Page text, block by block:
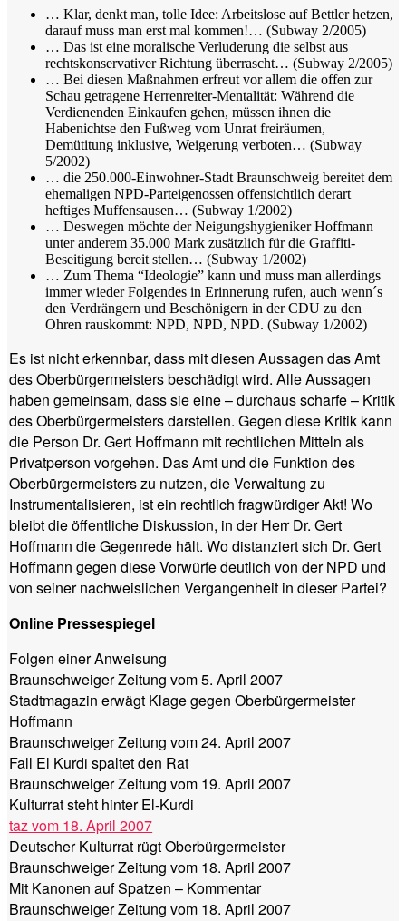
… Klar, denkt man, tolle Idee: Arbeitslose auf Bettler hetzen,
darauf muss man erst mal kommen!… (Subway 2/2005)
… Das ist eine moralische Verluderung die selbst aus
rechtskonservativer Richtung überrascht… (Subway 2/2005)
… Bei diesen Maßnahmen erfreut vor allem die offen zur
Schau getragene Herrenreiter-Mentalität: Während die
Verdienenden Einkaufen gehen, müssen ihnen die
Habenichtse den Fußweg vom Unrat freiräumen,
Demütitung inklusive, Weigerung verboten… (Subway
5/2002)
… die 250.000-Einwohner-Stadt Braunschweig bereitet dem
ehemaligen NPD-Parteigenossen offensichtlich derart
heftiges Muffensausen… (Subway 1/2002)
… Deswegen möchte der Neigungshygieniker Hoffmann
unter anderem 35.000 Mark zusätzlich für die Graffiti-
Beseitigung bereit stellen… (Subway 1/2002)
… Zum Thema “Ideologie” kann und muss man allerdings
immer wieder Folgendes in Erinnerung rufen, auch wenn´s
den Verdrängern und Beschönigern in der CDU zu den
Ohren rauskommt: NPD, NPD, NPD. (Subway 1/2002)
Es ist nicht erkennbar, dass mit diesen Aussagen das Amt
des Oberbürgermeisters beschädigt wird. Alle Aussagen
haben gemeinsam, dass sie eine – durchaus scharfe – Kritik
des Oberbürgermeisters darstellen. Gegen diese Kritik kann
die Person Dr. Gert Hoffmann mit rechtlichen Mitteln als
Privatperson vorgehen. Das Amt und die Funktion des
Oberbürgermeisters zu nutzen, die Verwaltung zu
Instrumentalisieren, ist ein rechtlich fragwürdiger Akt! Wo
bleibt die öffentliche Diskussion, in der Herr Dr. Gert
Hoffmann die Gegenrede hält. Wo distanziert sich Dr. Gert
Hoffmann gegen diese Vorwürfe deutlich von der NPD und
von seiner nachweislichen Vergangenheit in dieser Partei?
Online Pressespiegel
Folgen einer Anweisung
Braunschweiger Zeitung vom 5. April 2007
Stadtmagazin erwägt Klage gegen Oberbürgermeister
Hoffmann
Braunschweiger Zeitung vom 24. April 2007
Fall El Kurdi spaltet den Rat
Braunschweiger Zeitung vom 19. April 2007
Kulturrat steht hinter El-Kurdi
taz vom 18. April 2007
Deutscher Kulturrat rügt Oberbürgermeister
Braunschweiger Zeitung vom 18. April 2007
Mit Kanonen auf Spatzen – Kommentar
Braunschweiger Zeitung vom 18. April 2007